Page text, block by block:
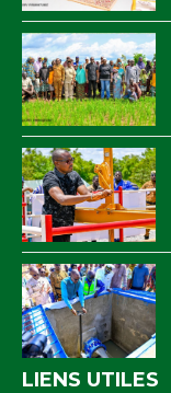
LIENS UTILES